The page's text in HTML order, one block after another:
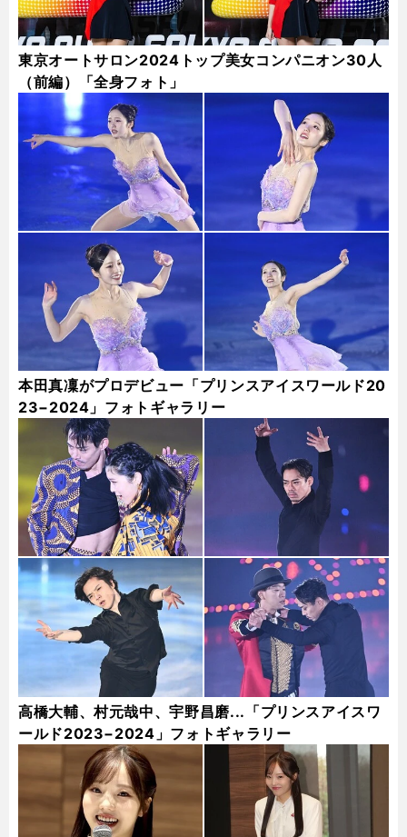
東京オートサロン2024トップ美女コンパニオン30人
（前編）「全身フォト」
本田真凜がプロデビュー「プリンスアイスワールド20
23−2024」フォトギャラリー
高橋大輔、村元哉中、宇野昌磨...「プリンスアイスワ
ールド2023−2024」フォトギャラリー